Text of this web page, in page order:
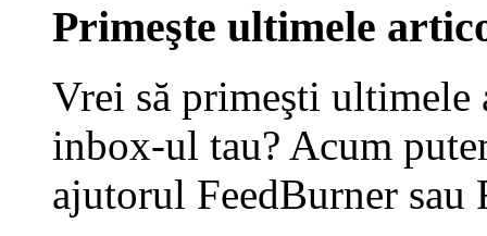
Primeşte ultimele
Vrei să primeşti
inbox-ul tau? Acum
ajutorul FeedBurner sau